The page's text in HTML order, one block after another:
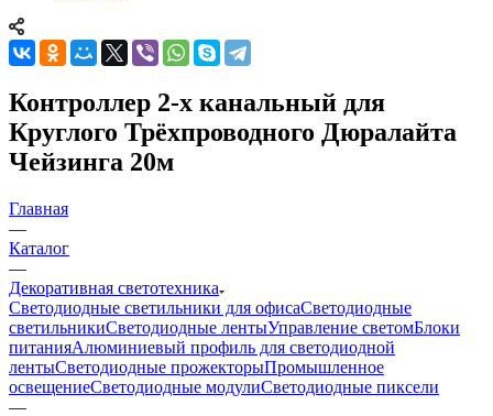
Контроллер 2-х канальный для
Круглого Трёхпроводного Дюралайта
Чейзинга 20м
Главная
—
Каталог
—
Декоративная светотехника
Светодиодные светильники для офисаСветодиодные
светильникиСветодиодные лентыУправление светомБлоки
питанияАлюминиевый профиль для светодиодной
лентыСветодиодные прожекторыПромышленное
освещениеСветодиодные модулиСветодиодные пиксели
—